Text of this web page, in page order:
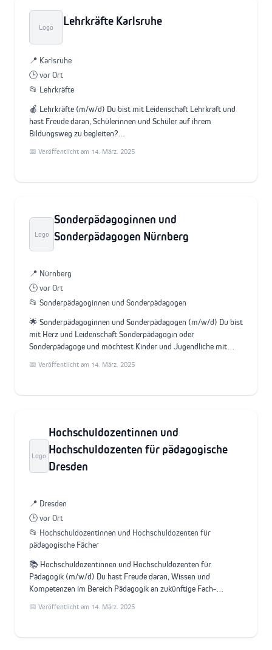
Logo Lehrkräfte Karlsruhe
📍 Karlsruhe
🕒 vor Ort
📂 Lehrkräfte
🍎 Lehrkräfte (m/w/d) Du bist mit Leidenschaft Lehrkraft und
hast Freude daran, Schülerinnen und Schüler auf ihrem
Bildungsweg zu begleiten?…
📅 Veröffentlicht am 14. März. 2025
Logo
Sonderpädagoginnen und
Sonderpädagogen Nürnberg
📍 Nürnberg
🕒 vor Ort
📂 Sonderpädagoginnen und Sonderpädagogen
🌟 Sonderpädagoginnen und Sonderpädagogen (m/w/d) Du bist
mit Herz und Leidenschaft Sonderpädagogin oder
Sonderpädagoge und möchtest Kinder und Jugendliche mit…
📅 Veröffentlicht am 14. März. 2025
Logo
Hochschuldozentinnen und
Hochschuldozenten für pädagogische
Dresden
📍 Dresden
🕒 vor Ort
📂 Hochschuldozentinnen und Hochschuldozenten für
pädagogische Fächer
📚 Hochschuldozentinnen und Hochschuldozenten für
Pädagogik (m/w/d) Du hast Freude daran, Wissen und
Kompetenzen im Bereich Pädagogik an zukünftige Fach-…
📅 Veröffentlicht am 14. März. 2025